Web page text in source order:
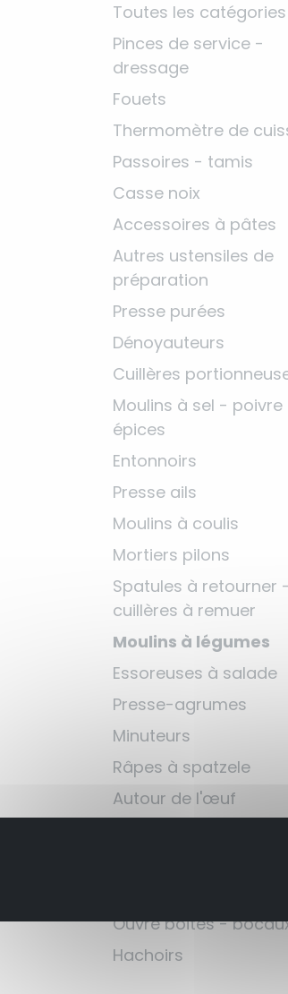
Toutes les catégories
Pinces de service -
dressage
Fouets
Thermomètre de
Passoires - tamis
Casse noix
Accessoires à pâtes
Autres ustensiles de
préparation
Presse purées
Dénoyauteurs
Cuillères
Moulins à sel - poivre
épices
Entonnoirs
Presse ails
Moulins à coulis
Mortiers pilons
Spatules à retourner -
cuillères à remuer
Moulins à légumes
Essoreuses à salade
Presse-agrumes
Minuteurs
Râpes à spatzele
Autour de l'œuf
Ouvre boites -
Hachoirs